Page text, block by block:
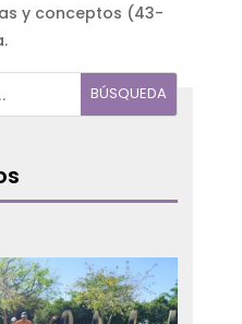
y conceptos (43-